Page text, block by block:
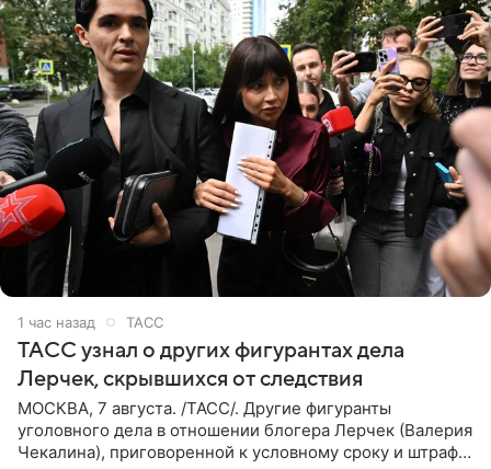
1 час назад ТАСС
ТАСС узнал о других фигурантах дела
Лерчек, скрывшихся от следствия
МОСКВА, 7 августа. /ТАСС/. Другие фигуранты
уголовного дела в отношении блогера Лерчек (Валерия
Чекалина), приговоренной к условному сроку и штрафу,